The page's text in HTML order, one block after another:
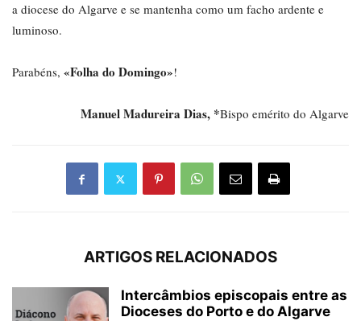
a diocese do Algarve e se mantenha como um facho ardente e
luminoso.
Parabéns, «Folha do Domingo»!
Manuel Madureira Dias, *Bispo emérito do Algarve
ARTIGOS RELACIONADOS
Intercâmbios episcopais entre as
Dioceses do Porto e do Algarve